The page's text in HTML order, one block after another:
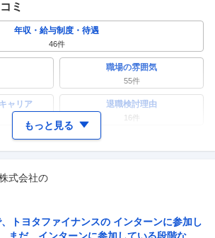
ミ
年収・給与制度・待遇
46件
職場の雰囲気
55件
ャリア 退職検討理由
16件
ンス 女性の活躍・働きやすさ
入社理由・入社後ギャップ
14 件
もっと見る
式会社の
トヨタファイナンスの インターンに参加し